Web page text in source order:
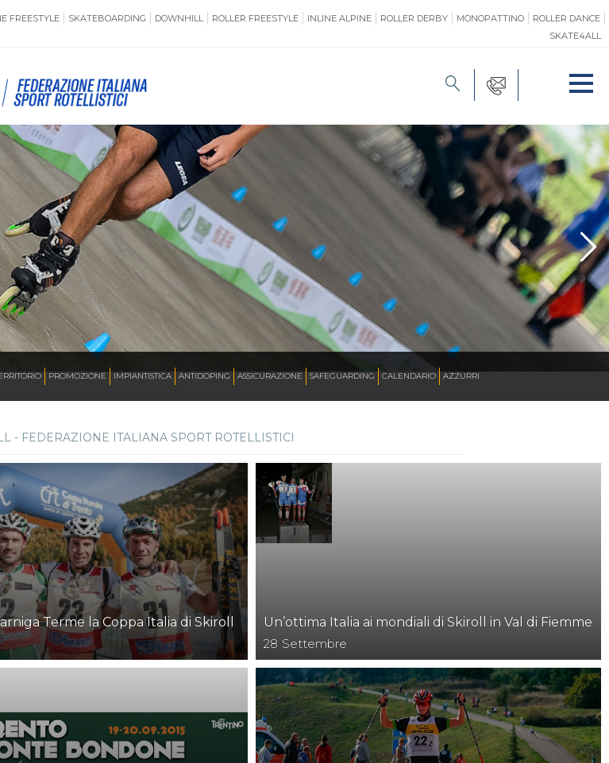
FREESTYLE SKATEBOARDING DOWNHILL ROLLER FREESTYLE INLINE ALPINE ROLLER DERBY MONOPATTINO
ROLLER DANCE
SKATE4ALL
PROMOZIONE IMPIANTISTICA ANTIDOPING ASSICURAZIONE SAFEGUARDING CALENDARIO AZZURRI
- FEDERAZIONE ITALIANA SPORT ROTELLISTICI
Terme la Coppa Italia di Skiroll
Un’ottima Italia ai mondiali di Skiroll in Val di Fiemme
28 Settembre
FORMAZIONE
TERRITORIO PROMOZIONE
ASSICURAZIONE SAFEGUARDING
CORSA
INLINE FREESTYLE
ROLLER FREESTYLE INLINE ALPINE
MONOPATTINO ROLLER DANCE
SKATE4ALL